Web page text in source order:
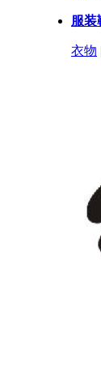
服装
衣物